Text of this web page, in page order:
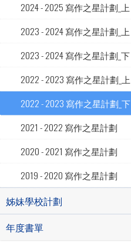
2024 - 2025 寫作之星計劃_上
2023 - 2024 寫作之星計劃_上
2023 - 2024 寫作之星計劃_下
2022 - 2023 寫作之星計劃_上
2022 - 2023 寫作之星計劃_下
2021 - 2022 寫作之星計劃
2020 - 2021 寫作之星計劃
2019 - 2020 寫作之星計劃
姊妹學校計劃
年度書單